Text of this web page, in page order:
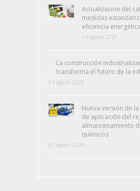
Actualización del
medidas
eficiencia
04 agosto 2026
La construcción
transforma el futuro de la
04 agosto 2026
Nueva versión de
de aplicación del
almancenamiento
químicos
03 agosto 2026